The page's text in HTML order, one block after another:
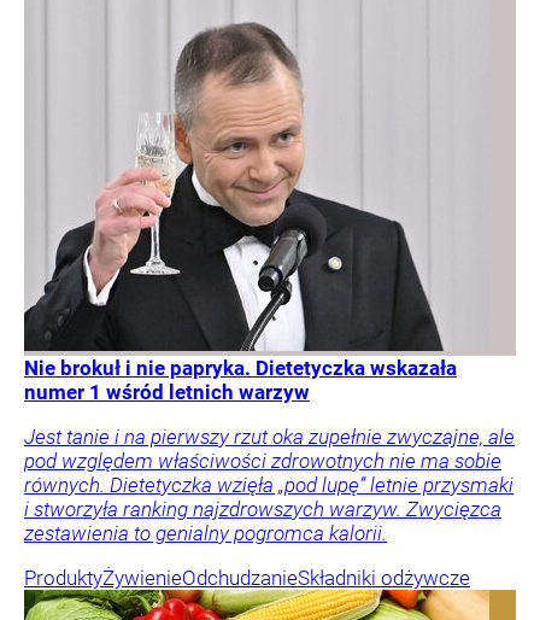
Nie brokuł i nie papryka. Dietetyczka wskazała
numer 1 wśród letnich warzyw
Jest tanie i na pierwszy rzut oka zupełnie zwyczajne, ale
pod względem właściwości zdrowotnych nie ma sobie
równych. Dietetyczka wzięła „pod lupę” letnie przysmaki
i stworzyła ranking najzdrowszych warzyw. Zwycięzca
zestawienia to genialny pogromca kalorii.
ProduktyŻywienieOdchudzanieSkładniki odżywcze